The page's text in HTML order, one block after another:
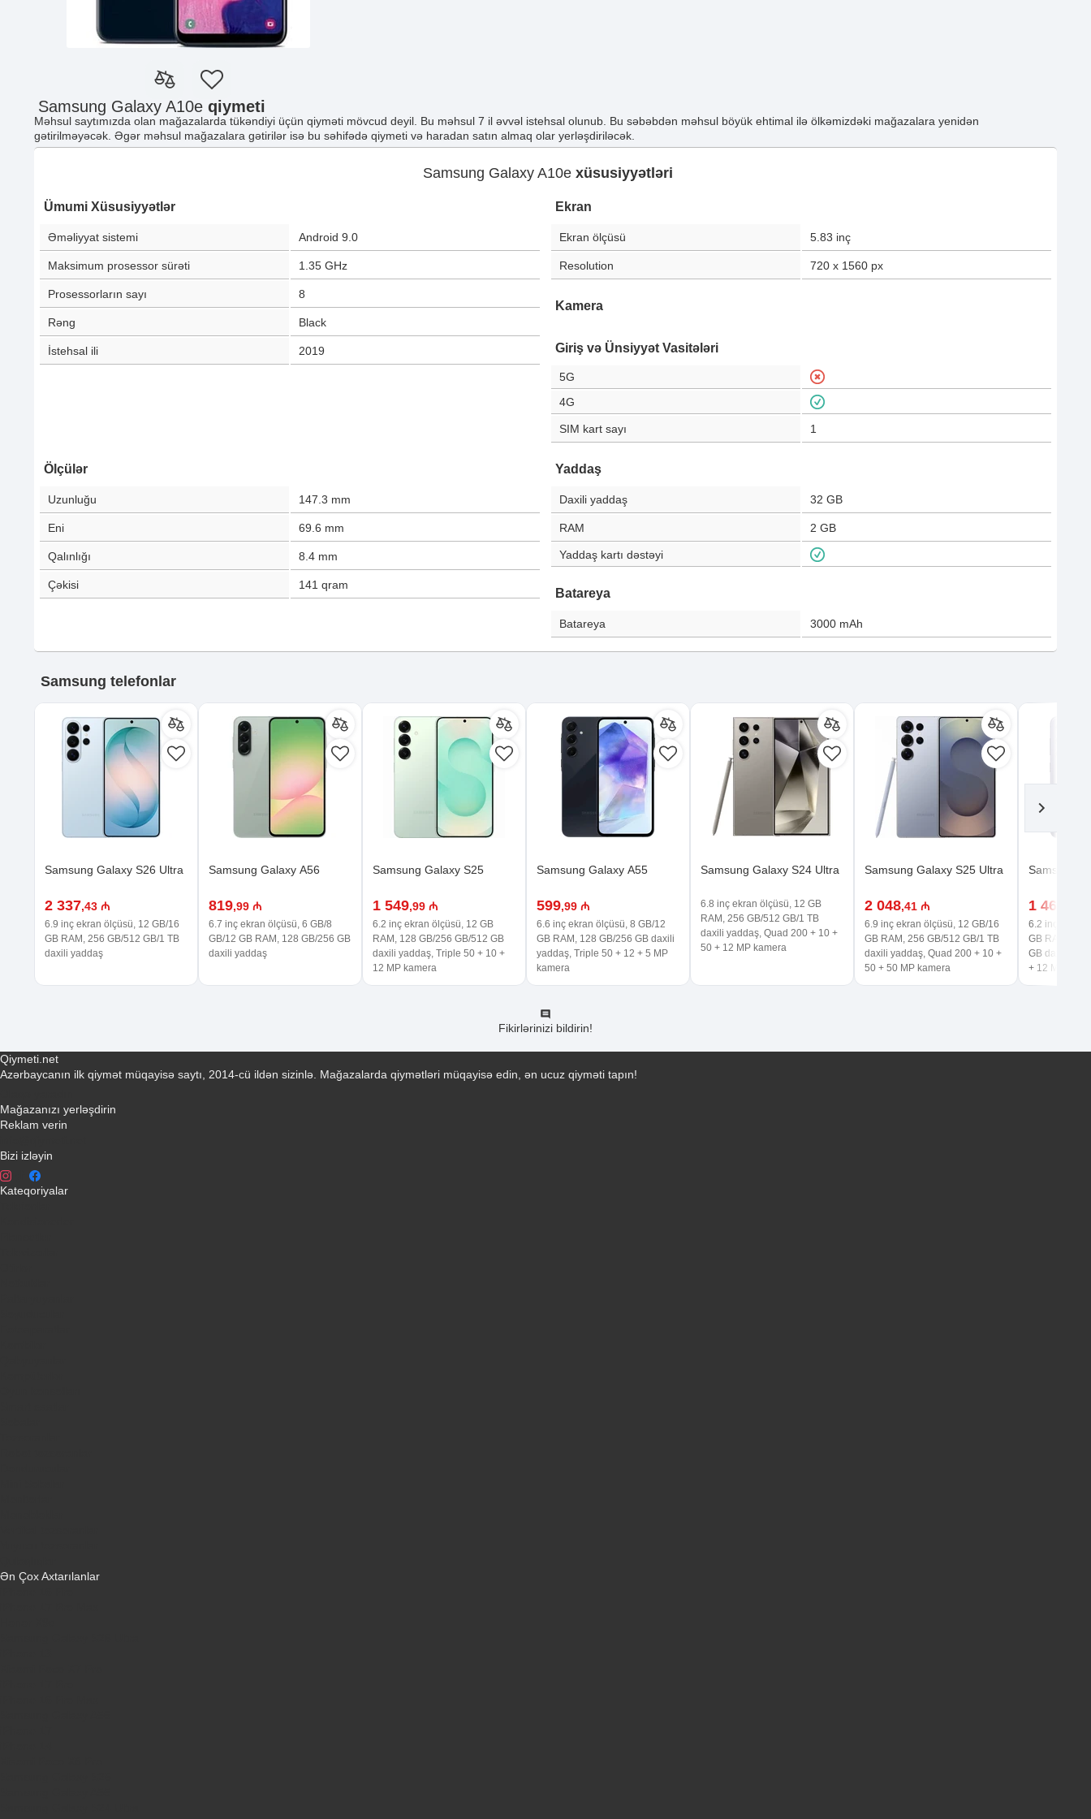
Samsung Galaxy A10e qiymeti
Məhsul saytımızda olan mağazalarda tükəndiyi üçün qiyməti mövcud deyil. Bu məhsul 7 il əvvəl istehsal olunub. Bu səbəbdən məhsul böyük ehtimal ilə ölkəmizdəki mağazalara yenidən
gətirilməyəcək. Əgər məhsul mağazalara gətirilər isə bu səhifədə qiymeti və haradan satın almaq olar yerləşdiriləcək.
Samsung Galaxy A10e xüsusiyyətləri
Ümumi Xüsusiyyətlər
Əməliyyat sistemi Android 9.0
Maksimum prosessor sürəti 1.35 GHz
Prosessorların sayı 8
Rəng Black
İstehsal ili 2019
Ekran
Ekran ölçüsü 5.83 inç
Resolution 720 x 1560 px
Kamera
Giriş və Ünsiyyət Vasitələri
5G
4G
SIM kart sayı 1
Ölçülər
Uzunluğu 147.3 mm
Eni 69.6 mm
Qalınlığı 8.4 mm
Çəkisi 141 qram
Yaddaş
Daxili yaddaş 32 GB
RAM 2 GB
Yaddaş kartı dəstəyi
Batareya
Batareya 3000 mAh
Samsung telefonlar
Samsung Galaxy S26 Ultra
2 337,43 ₼
6.9 inç ekran ölçüsü, 12 GB/16
GB RAM, 256 GB/512 GB/1 TB
daxili yaddaş
Samsung Galaxy A56
819,99 ₼
6.7 inç ekran ölçüsü, 6 GB/8
GB/12 GB RAM, 128 GB/256 GB
daxili yaddaş
Samsung Galaxy S25
1 549,99 ₼
6.2 inç ekran ölçüsü, 12 GB
RAM, 128 GB/256 GB/512 GB
daxili yaddaş, Triple 50 + 10 +
12 MP kamera
Samsung Galaxy A55
599,99 ₼
6.6 inç ekran ölçüsü, 8 GB/12
GB RAM, 128 GB/256 GB daxili
yaddaş, Triple 50 + 12 + 5 MP
kamera
Samsung Galaxy S24 Ultra
6.8 inç ekran ölçüsü, 12 GB
RAM, 256 GB/512 GB/1 TB
daxili yaddaş, Quad 200 + 10 +
50 + 12 MP kamera
Samsung Galaxy S25 Ultra
2 048,41 ₼
6.9 inç ekran ölçüsü, 12 GB/16
GB RAM, 256 GB/512 GB/1 TB
daxili yaddaş, Quad 200 + 10 +
50 + 50 MP kamera
Samsung
1 469
6.2 inç ekran
GB RAM,
GB daxili
+ 12 MP
Fikirlərinizi bildirin!
Qiymeti.net
Azərbaycanın ilk qiymət müqayisə saytı, 2014-cü ildən sizinlə. Mağazalarda qiymətləri müqayisə edin, ən ucuz qiyməti tapın!
Mağazanızı yerləşdirin
Reklam verin
Bizi izləyin
Kateqoriyalar
Ən Çox Axtarılanlar